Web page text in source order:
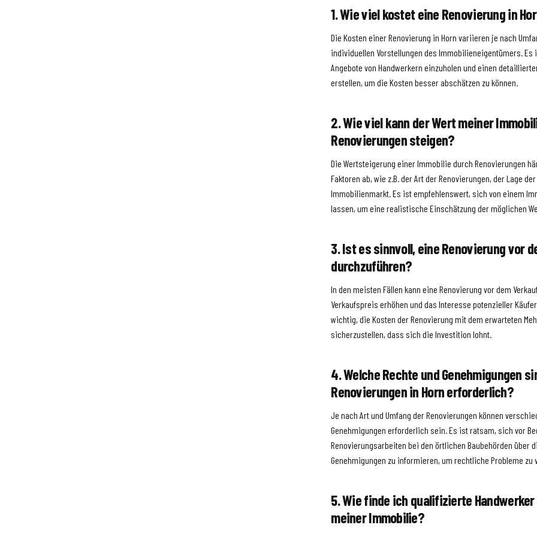
1. Wie viel kostet eine Renovierung in
Die Kosten einer Renovierung in Horn variieren je nach
individuellen Vorstellungen des Immobilieneigentümers. Es
Angebote von Handwerkern einzuholen und einen
erstellen, um die Kosten besser abschätzen zu können.
2. Wie viel kann der Wert meiner
Renovierungen steigen?
Die Wertsteigerung einer Immobilie durch Renovierungen
Faktoren ab, wie z.B. der Art der Renovierungen, der Lage
Immobilienmarkt. Es ist empfehlenswert, sich von einem
lassen, um eine realistische Einschätzung der möglichen
3. Ist es sinnvoll, eine Renovierung vor
durchzuführen?
In den meisten Fällen kann eine Renovierung vor dem
Verkaufspreis erhöhen und das Interesse potenzieller
wichtig, die Kosten der Renovierung mit dem erwarteten
sicherzustellen, dass sich die Investition lohnt.
4. Welche Rechte und Genehmigungen
Renovierungen in Horn erforderlich?
Je nach Art und Umfang der Renovierungen können
Genehmigungen erforderlich sein. Es ist ratsam, sich vor
Renovierungsarbeiten bei den örtlichen Baubehörden über
Genehmigungen zu informieren, um rechtliche Probleme zu
5. Wie finde ich qualifizierte Handwerker
meiner Immobilie?